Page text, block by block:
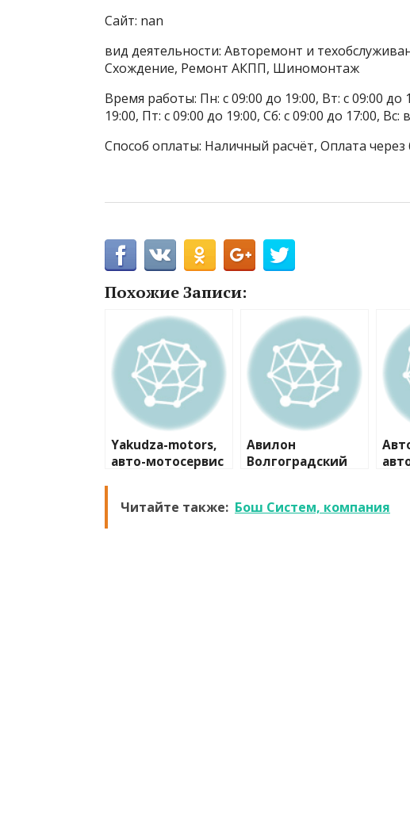
Сайт: nan
вид деятельности: Авторемонт и
Схождение, Ремонт АКПП, Шиномонтаж
Время работы: Пн: с 09:00 до 19:00, Вт: с 09:00 до
19:00, Пт: с 09:00 до 19:00, Сб: с 09:00 до 17:00,
Способ оплаты: Наличный расчёт, Оплата
Похожие Записи:
Yakudza-motors,
авто-мотосервис
Авилон
Волгоградский
Читайте также: Бош Систем, компания